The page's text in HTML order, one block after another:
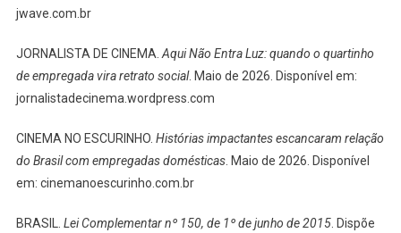
jwave.com.br
JORNALISTA DE CINEMA.Aqui Não Entra Luz: quando o quartinho
de empregada vira retrato social. Maio de 2026. Disponível em:
jornalistadecinema.wordpress.com
CINEMA NO ESCURINHO. Histórias impactantes escancaram relação
do Brasil com empregadas domésticas. Maio de 2026. Disponível
em: cinemanoescurinho.com.br
BRASIL. Lei Complementar nº 150, de 1º de junho de 2015. Dispõe